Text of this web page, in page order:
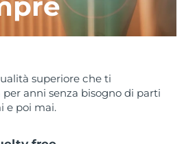
superiore che ti
anni senza bisogno di parti
e poi mai.